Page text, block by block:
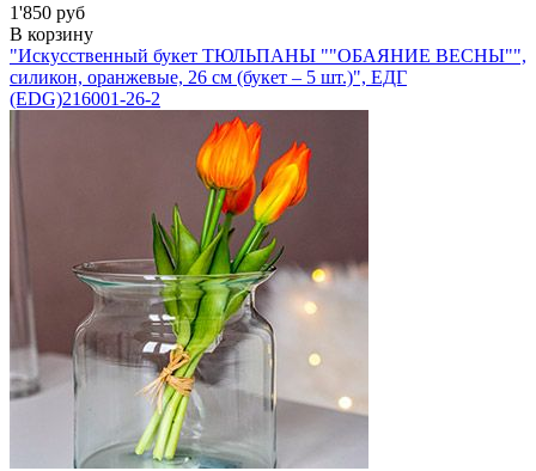
1'850 руб
В корзину
"Искусственный букет ТЮЛЬПАНЫ ""ОБАЯНИЕ ВЕСНЫ"",
силикон, оранжевые, 26 см (букет – 5 шт.)", ЕДГ
(EDG)216001-26-2